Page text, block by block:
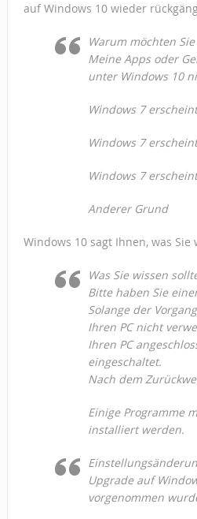
auf Windows 10 wieder
Warum möchten
Meine Apps oder
unter Windows 10
Windows 7
Windows 7
Windows 7
Anderer Grund
Windows 10 sagt Ihnen, was Sie
Was Sie wissen
Bitte haben Sie
Solange der
Ihren PC nicht
Ihren PC
eingeschaltet.
Nach dem
Einige Programme
installiert werden.
Upgrade auf
vorgenommen